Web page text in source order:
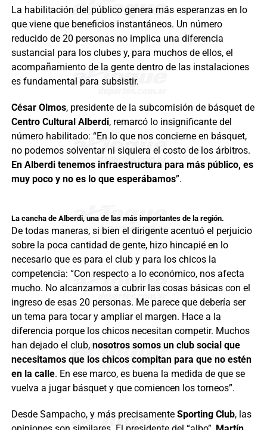
La habilitación del público genera más esperanzas en lo
que viene que beneficios instantáneos. Un número
reducido de 20 personas no implica una diferencia
sustancial para los clubes y, para muchos de ellos, el
acompañamiento de la gente dentro de las instalaciones
es fundamental para subsistir.
César Olmos, presidente de la subcomisión de básquet de
Centro Cultural Alberdi, remarcó lo insignificante del
número habilitado: “En lo que nos concierne en básquet,
no podemos solventar ni siquiera el costo de los árbitros.
En Alberdi tenemos infraestructura para más público, es
muy poco y no es lo que esperábamos”.
La cancha de Alberdi, una de las más importantes de la región.
De todas maneras, si bien el dirigente acentuó el perjuicio
sobre la poca cantidad de gente, hizo hincapié en lo
necesario que es para el club y para los chicos la
competencia: “Con respecto a lo económico, nos afecta
mucho. No alcanzamos a cubrir las cosas básicas con el
ingreso de esas 20 personas. Me parece que debería ser
un tema para tocar y ampliar el margen. Hace a la
diferencia porque los chicos necesitan competir. Muchos
han dejado el club, nosotros somos un club social que
necesitamos que los chicos compitan para que no estén
en la calle. En ese marco, es buena la medida de que se
vuelva a jugar básquet y que comiencen los torneos”.
Desde Sampacho, y más precisamente Sporting Club, las